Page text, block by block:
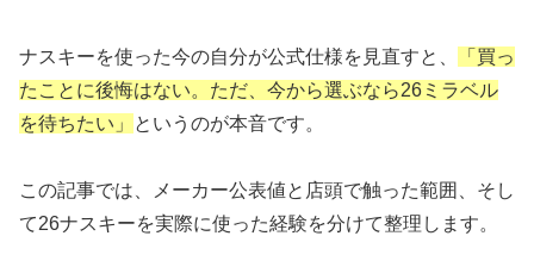
ナスキーを使った今の自分が公式仕様を見直すと、
「買っ
たことに後悔はない。ただ、今から選ぶなら26ミラベル
を待ちたい」
というのが本音です。
この記事では、メーカー公表値と店頭で触った範囲、そし
て26ナスキーを実際に使った経験を分けて整理します。